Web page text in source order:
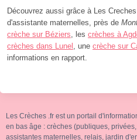
Découvrez aussi grâce à Les
d'assistante maternelles, près de
crèche sur Béziers, les crèches à
crèches dans Lunel , une crèche sur
informations en rapport.
Les Crèches .fr est un portail
en bas âge : crèches (publiques,
assistantes maternelles, relais, jardin